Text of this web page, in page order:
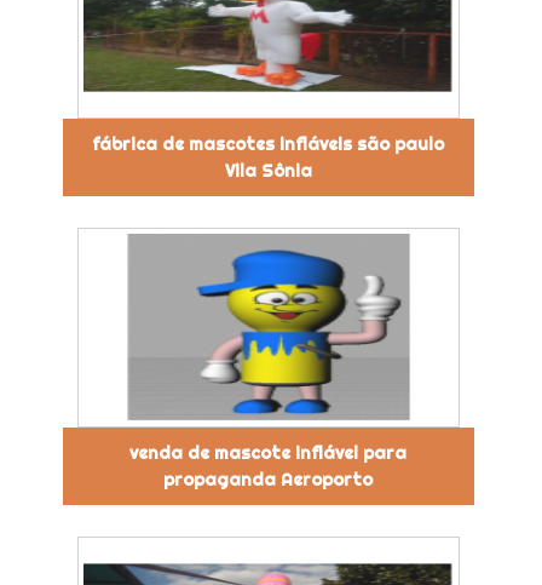
fábrica de mascotes infláveis são paulo
Vila Sônia
venda de mascote inflável para
propaganda Aeroporto